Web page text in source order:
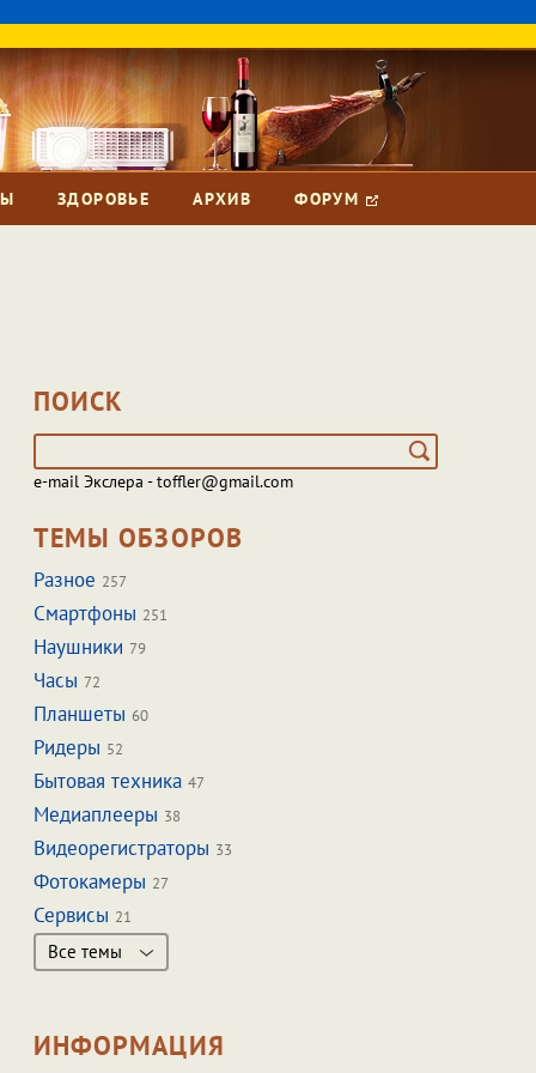
ЗДОРОВЬЕ АРХИВ ФОРУМ
ПОИСК
e-mail Экслера - toffler@gmail.com
ТЕМЫ ОБЗОРОВ
Разное 257
Смартфоны 251
Наушники 79
Часы 72
Планшеты 60
Ридеры 52
Бытовая техника 47
Медиаплееры 38
Видеорегистраторы 33
Фотокамеры 27
Сервисы 21
Все темы
ИНФОРМАЦИЯ